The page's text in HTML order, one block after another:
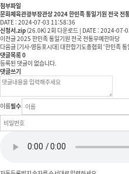
첨부파일
문화체육관광부장관상 2024 한민족 통일기원 전국 전
DATE : 2024-07-03 11:58:36
신청서.zip (26.0K)2회 다운로드 | DATE : 2024-07-
이전글2025 한민족 통일기원 전국 전통무예한마당
다음글 [기사-영등포시대] 대한합기도총협회 ‘한민족
댓글목록0
등록된 댓글이 없습니다.
댓글쓰기
이름필수